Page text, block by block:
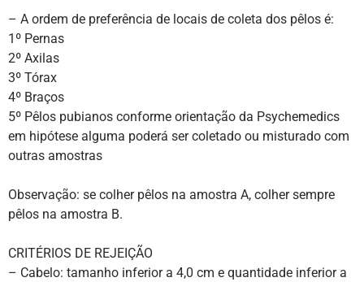
– A ordem de preferência de locais de coleta dos pêlos é:
1º Pernas
2º Axilas
3º Tórax
4º Braços
5º Pêlos pubianos conforme orientação da Psychemedics
em hipótese alguma poderá ser coletado ou misturado com
outras amostras
Observação: se colher pêlos na amostra A, colher sempre
pêlos na amostra B.
CRITÉRIOS DE REJEIÇÃO
– Cabelo: tamanho inferior a 4,0 cm e quantidade inferior a